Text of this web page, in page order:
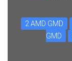
2 AMD GMD
GMD